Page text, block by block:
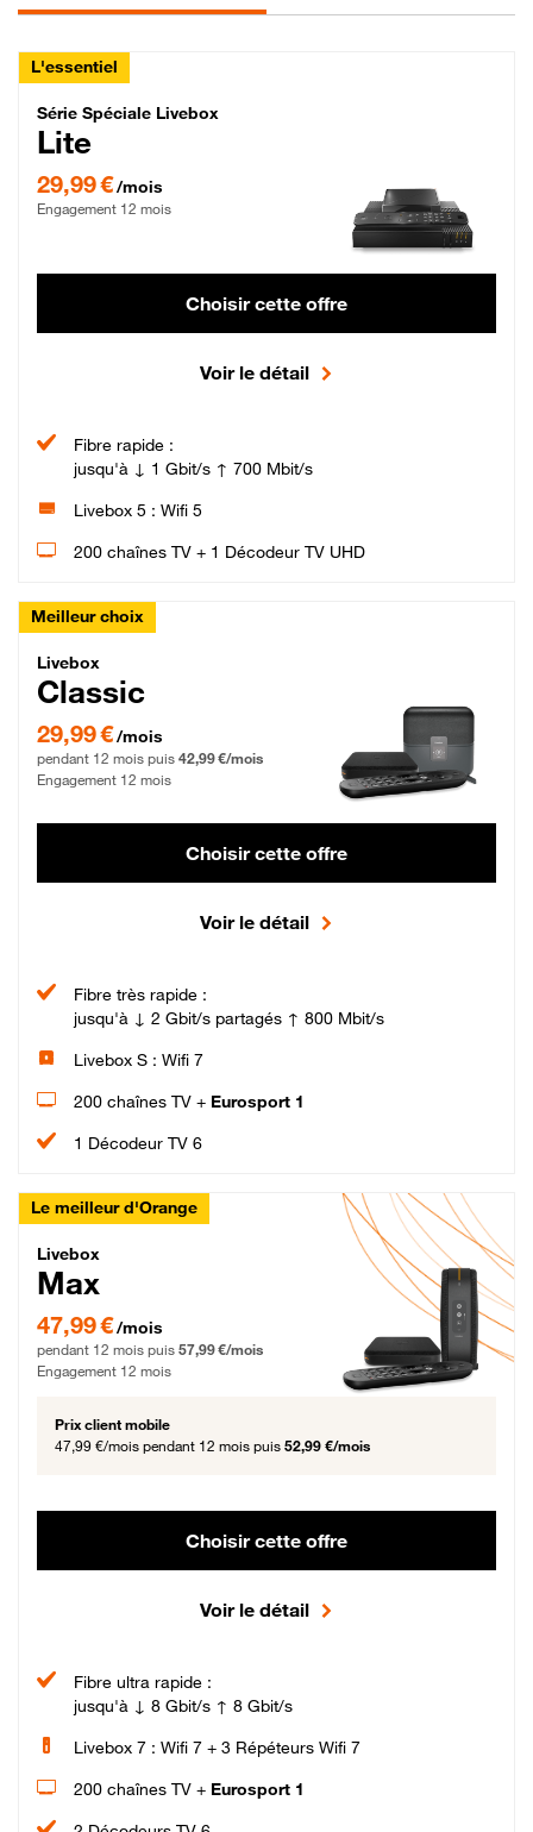
L'essentiel
Série Spéciale Livebox Lite Fibre
Série Spéciale Livebox
Lite
29,99 €/mois
Engagement 12 mois
Choisir cette offre
Voir le détail
Fibre rapide :
jusqu'à ↓ 1 Gbit/s ↑ 700 Mbit/s
Livebox 5 : Wifi 5
200 chaînes TV + 1 Décodeur TV UHD
Meilleur choix
Livebox Classic Fibre
Livebox
Classic
29,99 € par mois pendant 12 mois puis 42,99 € par mois, Engagement 12 mois
29,99 €/mois
pendant 12 mois puis 42,99 €/mois
Engagement 12 mois
Choisir cette offre
Voir le détail
Fibre très rapide :
jusqu'à ↓ 2 Gbit/s partagés ↑ 800 Mbit/s
Livebox S : Wifi 7
200 chaînes TV + Eurosport 1
1 Décodeur TV 6
Le meilleur d'Orange
Livebox Max Fibre
Livebox
Max
47,99 € par mois pendant 12 mois puis 57,99 € par mois, Engagement 12 mois
47,99 €/mois
pendant 12 mois puis 57,99 €/mois
Engagement 12 mois
Prix client mobile
47,99 €/mois pendant 12 mois puis 52,99 €/mois
Choisir cette offre
Voir le détail
Fibre ultra rapide :
jusqu'à ↓ 8 Gbit/s ↑ 8 Gbit/s
Livebox 7 : Wifi 7 + 3 Répéteurs Wifi 7
200 chaînes TV + Eurosport 1